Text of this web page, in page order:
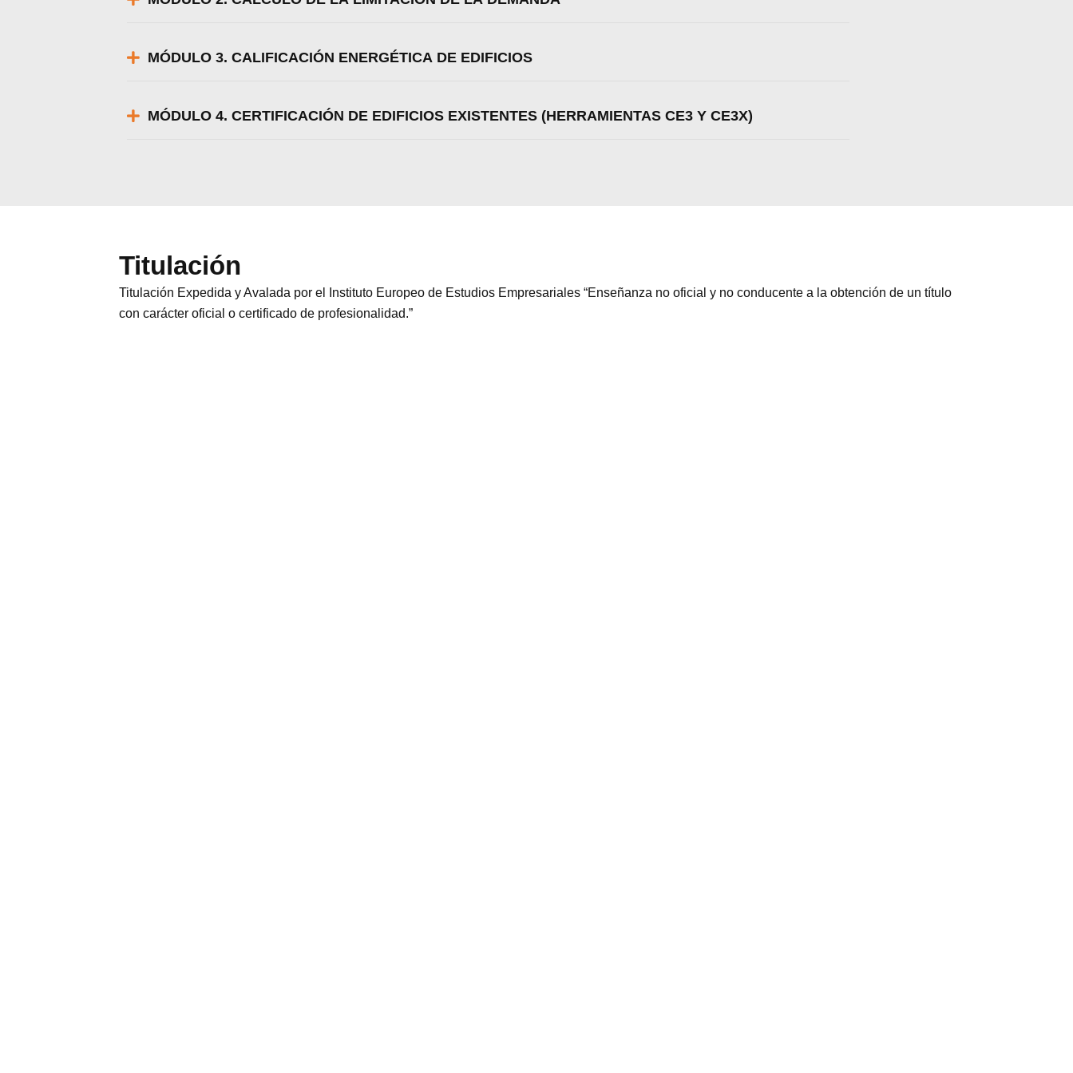
MÓDULO 3. CALIFICACIÓN ENERGÉTICA DE EDIFICIOS
MÓDULO 4. CERTIFICACIÓN DE EDIFICIOS EXISTENTES (HERRAMIENTAS CE3 Y CE3X)
Titulación
Titulación Expedida y Avalada por el Instituto Europeo de Estudios Empresariales “Enseñanza no oficial y no conducente a la obtención de un título
con carácter oficial o certificado de profesionalidad.”